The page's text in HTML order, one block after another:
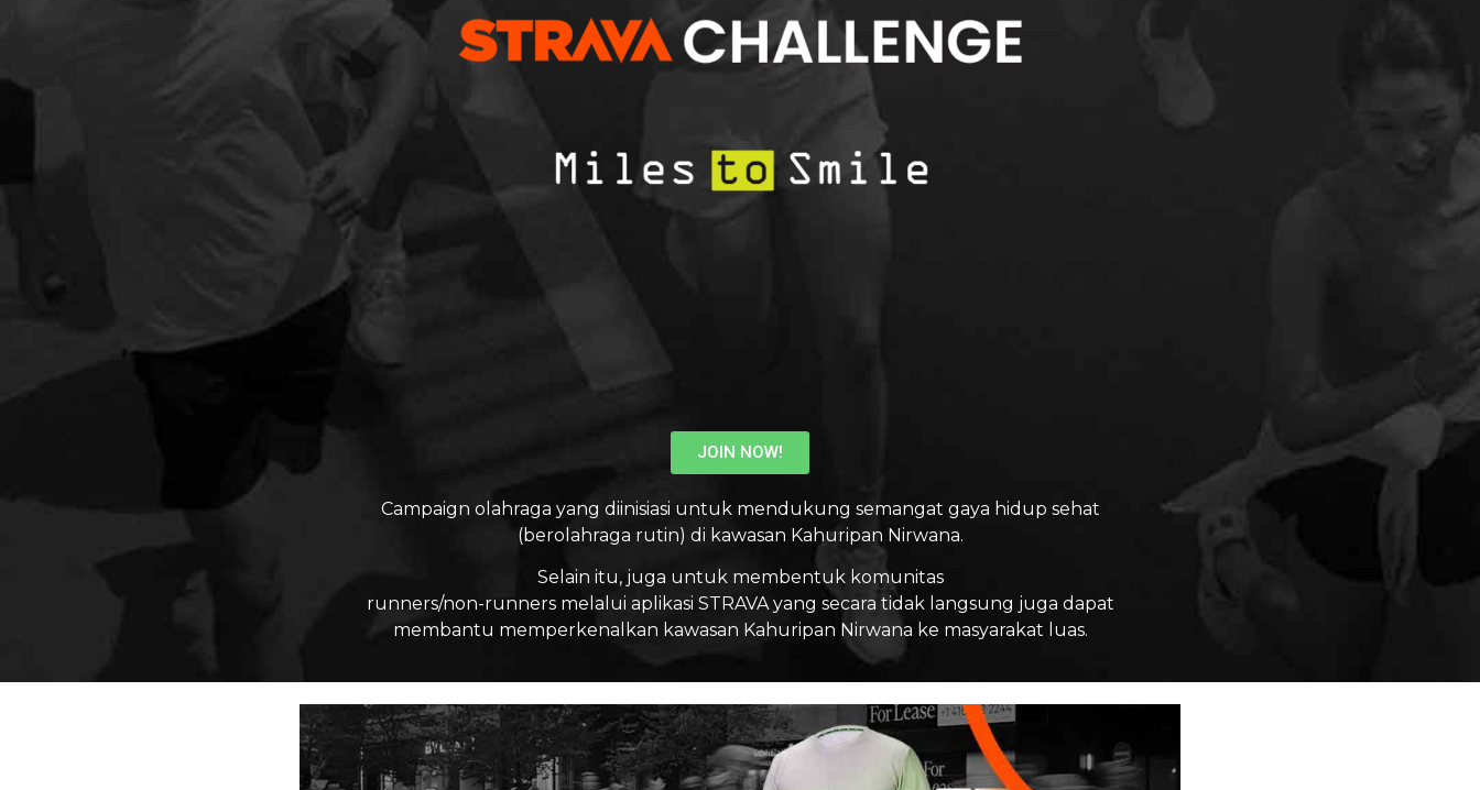
JOIN NOW!
Campaign olahraga yang diinisiasi untuk mendukung semangat gaya hidup sehat
(berolahraga rutin) di kawasan Kahuripan Nirwana.
Selain itu, juga untuk membentuk komunitas
runners/non-runners melalui aplikasi STRAVA yang secara tidak langsung juga dapat
membantu memperkenalkan kawasan Kahuripan Nirwana ke masyarakat luas.